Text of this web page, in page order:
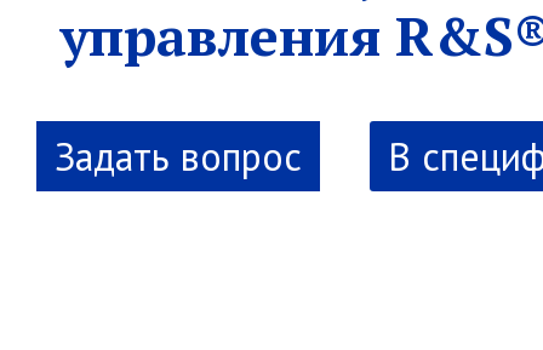
управления
В